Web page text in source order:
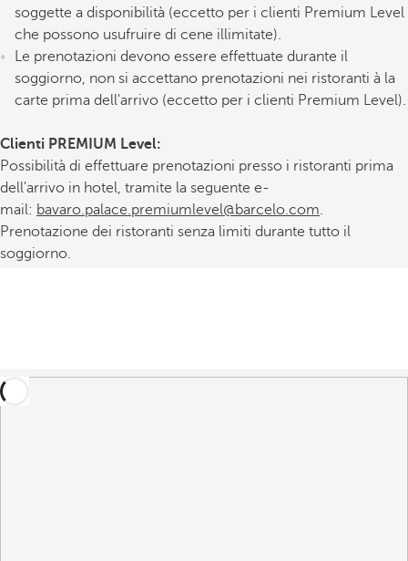
soggette a disponibilità (eccetto per i clienti Premium Level
che possono usufruire di cene illimitate).
Le prenotazioni devono essere effettuate durante il
soggiorno, non si accettano prenotazioni nei ristoranti à la
carte prima dell'arrivo (eccetto per i clienti Premium Level).
Clienti PREMIUM Level:
Possibilità di effettuare prenotazioni presso i ristoranti prima
dell'arrivo in hotel, tramite la seguente e-
mail: bavaro.palace.premiumlevel@barcelo.com.
Prenotazione dei ristoranti senza limiti durante tutto il
soggiorno.